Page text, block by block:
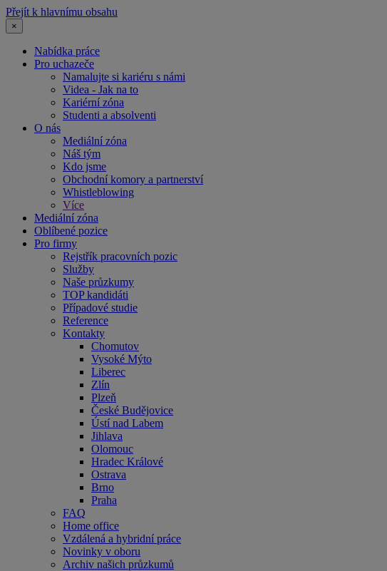
Přejít k hlavnímu obsahu
×
Nabídka práce
Pro uchazeče
Namalujte si kariéru s námi
Videa - Jak na to
Kariérní zóna
Studenti a absolventi
O nás
Mediální zóna
Náš tým
Kdo jsme
Obchodní komory a partnerství
Whistleblowing
Více
Mediální zóna
Oblíbené pozice
Pro firmy
Rejstřík pracovních pozic
Služby
Naše průzkumy
TOP kandidáti
Případové studie
Reference
Kontakty
Chomutov
Vysoké Mýto
Liberec
Zlín
Plzeň
České Budějovice
Ústí nad Labem
Jihlava
Olomouc
Hradec Králové
Ostrava
Brno
Praha
FAQ
Home office
Vzdálená a hybridní práce
Novinky v oboru
Archiv našich průzkumů